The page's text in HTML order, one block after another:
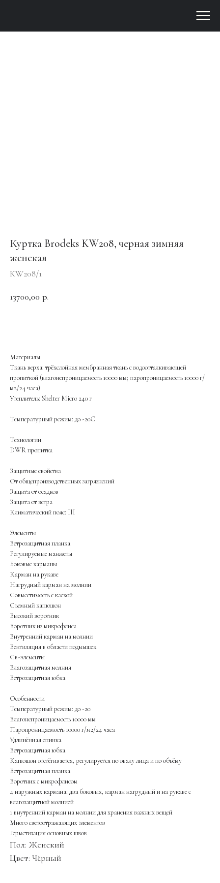
Куртка Brodeks KW208, черная зимняя
женская
KW208/1
13700,00 р.
Материалы
Ткань верха: трёхслойная мембранная ткань с водоотталкивающей
пропиткой (влагонепроницаемость 10000 мм; паропроницаемость 10000 г/
м2/24 часа)
Утеплитель: Shelter Micro 240 г
Температурный режим: до -20C
Технологии
DWR пропитка
Защитные свойства
От общепроизводственных загрязнений
Защита от осадков
Защита от ветра
Климатический пояс: III
Элементы
Ветрозащитная планка
Регулируемые манжеты
Боковые карманы
Карман на рукаве
Нагрудный карман на молнии
Совместимость с каской
Съемный капюшон
Высокий воротник
Воротник из микрофлиса
Внутренний карман на молнии
Вентиляция в области подмышек
Св-элементы
Влагозащитная молния
Ветрозащитная юбка
Особенности
Температурный режим: до -20
Влагонепроницаемость 10000 мм
Паропроницаемость 10000 г/м2/24 часа
Удлинённая спинка
Ветрозащитная юбка
Капюшон отстёгивается, регулируется по овалу лица и по объёму
Ветрозащитная планка
Воротник с микрофлисом
4 наружных кармана: два боковых, карман нагрудный и на рукаве с
влагозащитной молнией
1 внутренний карман на молнии для хранения важных вещей
Много светоотражающих элементов
Герметизация основных швов
Пол: Женский
Цвет: Чёрный